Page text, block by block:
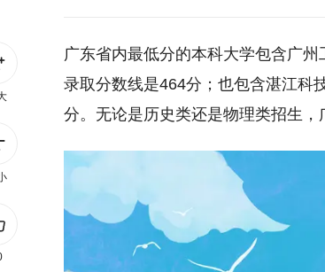
广东省内最低分的本科大学包含广
录取分数线是464分；也包含湛江科
分。无论是历史类还是物理类招生